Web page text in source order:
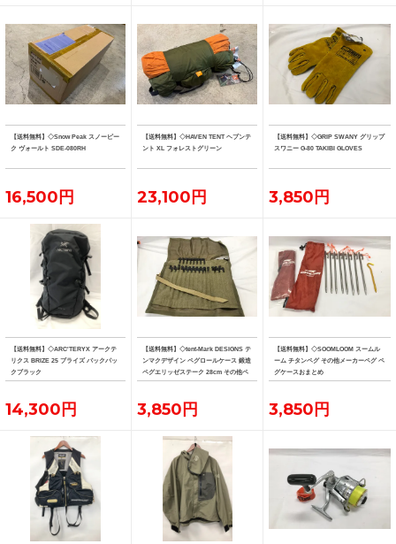
【送料無料】◇Snow Peak スノーピー
ク ヴォールト SDE-080RH
16,500円
【送料無料】◇HAVEN TENT ヘブンテ
ント XL フォレストグリーン
23,100円
【送料無料】◇GRIP SWANY グリップ
スワニー G-80 TAKIBI GLOVES
3,850円
【送料無料】◇ARC'TERYX アークテ
リクス BRIZE 25 ブライズ バックパッ
クブラック
14,300円
【送料無料】◇tent-Mark DESIGNS テ
ンマクデザイン ペグロールケース 鍛造
ペグエリッゼステーク 28cm その他ペ
グおまとめ
3,850円
【送料無料】◇SOOMLOOM スームル
ーム チタンペグ その他メーカーペグ ペ
グケースおまとめ
3,850円